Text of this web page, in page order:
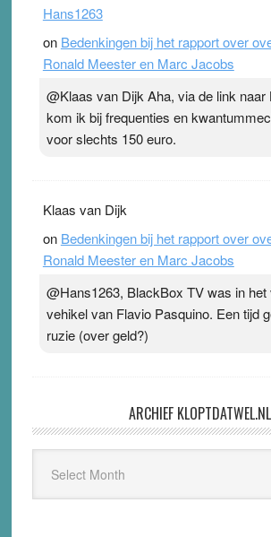
Hans1263
on Bedenkingen bij het rapport over
Ronald Meester en Marc Jacobs
@Klaas van Dijk Aha, via de link naar
kom ik bij frequenties en
voor slechts 150 euro.
Klaas van Dijk
on Bedenkingen bij het rapport over
Ronald Meester en Marc Jacobs
@Hans1263, BlackBox TV was in het
vehikel van Flavio Pasquino. Een tijd
ruzie (over geld?)
ARCHIEF KLOPTDATWEL.NL
Kloptdatwel.nl